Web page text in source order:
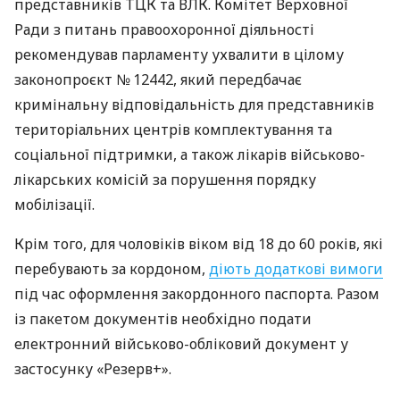
представників ТЦК та ВЛК. Комітет Верховної
Ради з питань правоохоронної діяльності
рекомендував парламенту ухвалити в цілому
законопроєкт № 12442, який передбачає
кримінальну відповідальність для представників
територіальних центрів комплектування та
соціальної підтримки, а також лікарів військово-
лікарських комісій за порушення порядку
мобілізації.
Крім того, для чоловіків віком від 18 до 60 років, які
перебувають за кордоном, діють додаткові вимоги
під час оформлення закордонного паспорта. Разом
із пакетом документів необхідно подати
електронний військово-обліковий документ у
застосунку «Резерв+».